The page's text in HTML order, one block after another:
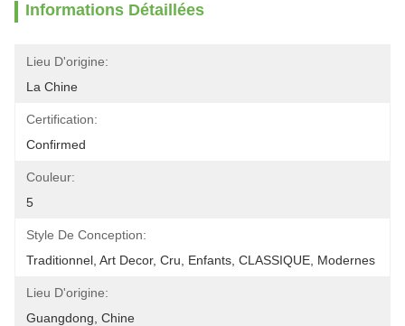
Informations Détaillées
Lieu D'origine:
La Chine
Certification:
Confirmed
Couleur:
5
Style De Conception:
Traditionnel, Art Decor, Cru, Enfants, CLASSIQUE, Modernes
Lieu D'origine:
Guangdong, Chine